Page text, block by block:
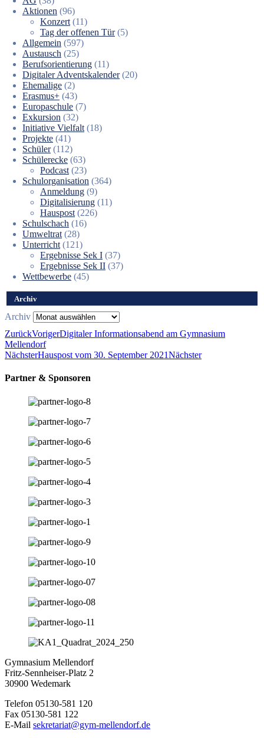
Aktionen (96)
Konzert (11)
Tag der offenen Tür(5)
Allgemein (597)
Austausch (25)
Berufsorientierung (11)
Digitaler Adventskalender(20)
Ehemalige (2)
Erasmus+ (43)
Europaschule (7)
Exkursion (32)
Initiative Vielfalt (18)
Projekte (41)
Schüler(112)
Schülerecke (63)
Podcast (23)
Schulorganisation (364)
Anmeldung (9)
Digitalisierung (11)
Hauspost (226)
Schulschach (16)
Umweltrat (28)
Unterricht (121)
Ergebnisse Sek I (37)
Ergebnisse Sek II (37)
Wettbewerbe (45)
Archiv
Archiv
ZurückVorigerDigitaler Informationsabend am Gymnasium
Mellendorf
NächsterHauspost vom 30. September 2021Nächster
Partner & Sponsoren
Gymnasium Mellendorf
Fritz-Sennheiser-Platz 2
30900 Wedemark
Telefon 05130-581 120
Fax 05130-581 122
E-Mail sekretariat@gym-mellendorf.de